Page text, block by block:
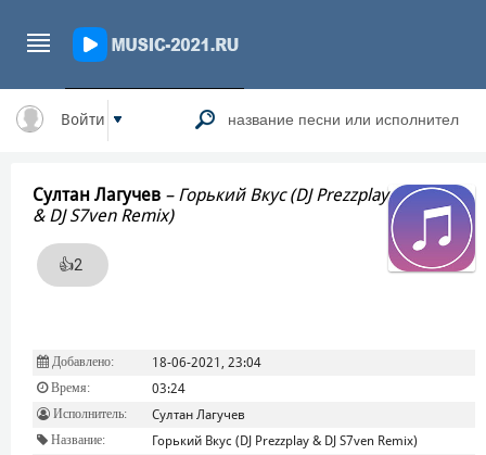
Войти
Султан Лагучев – Горький Вкус (DJ Prezzplay
& DJ S7ven Remix)
👍2
Добавлено: 18-06-2021, 23:04
Время: 03:24
Исполнитель: Султан Лагучев
Название: Горький Вкус (DJ Prezzplay & DJ S7ven Remix)